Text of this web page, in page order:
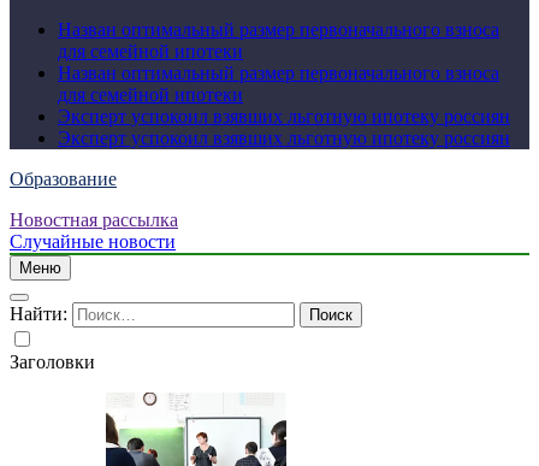
Назван оптимальный размер первоначального взноса
для семейной ипотеки
Назван оптимальный размер первоначального взноса
для семейной ипотеки
Эксперт успокоил взявших льготную ипотеку россиян
Эксперт успокоил взявших льготную ипотеку россиян
Образование
Новостная рассылка
Случайные новости
Меню
Найти:
Заголовки